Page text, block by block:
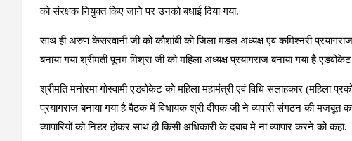
को संरक्षक नियुक्त किए जाने पर उनको बधाई दिया गया.
साथ ही अरुण केसरवानी जी को कौशांबी को जिला मंडल अध्यक्ष एवं कमिश्नरी प्रयागराज
बनाया गया श्रीमती पूनम मिश्रा जी को महिला अध्यक्ष प्रयागराज बनाया गया है
श्रीमति मनोरमा गोस्वामी एडवोकेट को महिला महामंत्री एवं विधि सलाहकार (महिला
प्रयागराज बनाया गया है बैठक में विधायक श्री दीपक जी ने व्यपारी संगठन की मजबूत
व्यापारियों को निडर होकर साथ ही किसी अधिकारी के दबाब मे ना व्यापार करने को कहा.